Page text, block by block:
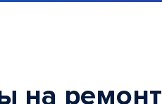
на ремонт